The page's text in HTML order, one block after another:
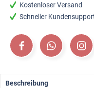
Kostenloser Versand
Schneller
Beschreibung